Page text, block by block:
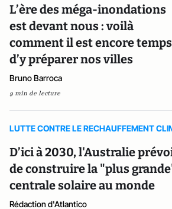
L’ère des méga-inondations
est devant nous : voilà
comment il est encore temps
d’y préparer nos villes
Bruno Barroca
9 min de lecture
LUTTE CONTRE LE RECHAUFFEMENT
D’ici à 2030, l'Australie
de construire la "plus
centrale solaire au monde
Rédaction d'Atlantico